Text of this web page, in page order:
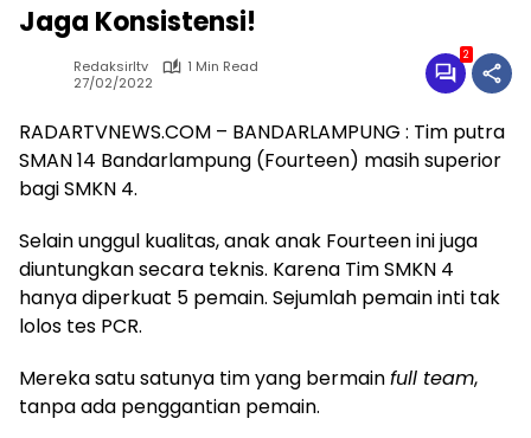
Jaga Konsistensi!
Redaksirltv
1 Min Read
27/02/2022
2
RADARTVNEWS.COM – BANDARLAMPUNG : Tim putra
SMAN 14 Bandarlampung (Fourteen) masih superior
bagi SMKN 4.
Selain unggul kualitas, anak anak Fourteen ini juga
diuntungkan secara teknis. Karena Tim SMKN 4
hanya diperkuat 5 pemain. Sejumlah pemain inti tak
lolos tes PCR.
Mereka satu satunya tim yang bermainfull team,
tanpa ada penggantian pemain.